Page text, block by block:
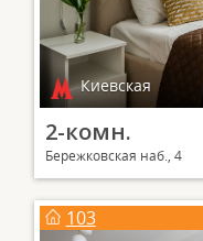
Киевская
2-комн.
Бережковская наб., 4
103